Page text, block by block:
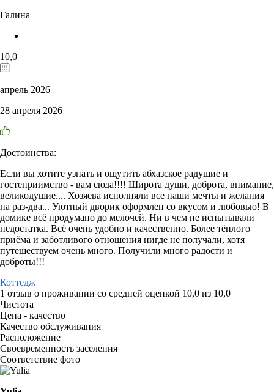
Галина
10,0
апрель 2026
28 апреля 2026
Достоинства:
Если вы хотите узнать и ощутить абхазское радушие и
гостеприимство - вам сюда!!!! Широта души, доброта, внимание,
великодушие.... Хозяева исполняли все наши мечты и желания
на раз-два... Уютный дворик оформлен со вкусом и любовью! В
домике всё продумано до мелочей. Ни в чем не испытывали
недостатка. Всё очень удобно и качественно. Более тёплого
приёма и заботливого отношения нигде не получали, хотя
путешествуем очень много. Получили много радости и
доброты!!!
Коттедж
1 отзыв о проживании со средней оценкой 10,0 из 10,0
Чистота
Цена - качество
Качество обслуживания
Расположение
Своевременность заселения
Соответствие фото